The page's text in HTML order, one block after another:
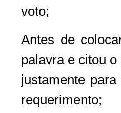
voto;
Antes de
palavra e citou
justamente
requerimento;